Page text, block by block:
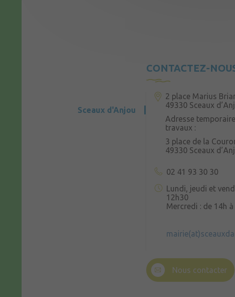
CONTACTEZ-
Sceaux d'Anjou
2 place Marius
49330 Sceaux
Adresse
travaux :
3 place de la
49330 Sceaux
02 41 93 30 30
Lundi, jeudi et
12h30
Mercredi : de 14h à
Nous contacter